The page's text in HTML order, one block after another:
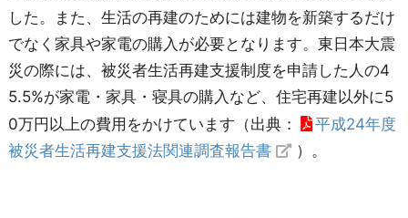
した。また、生活の再建のためには建物を新築するだけ
でなく家具や家電の購入が必要となります。東日本大震
災の際には、被災者生活再建支援制度を申請した人の4
5.5%が家電・家具・寝具の購入など、住宅再建以外に5
0万円以上の費用をかけています（出典：
平成24年度
被災者生活再建支援法関連調査報告書
）。